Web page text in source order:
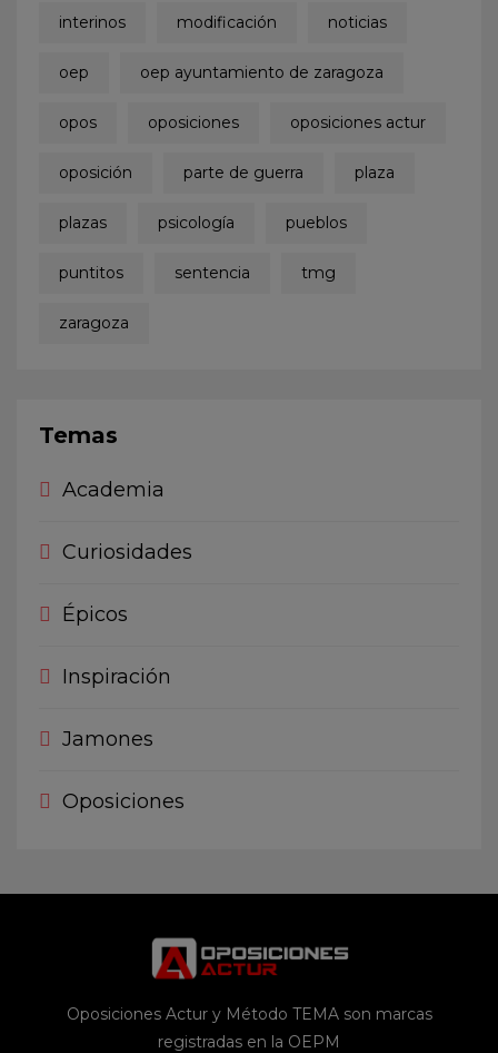
interinos modificación noticias
oep oep ayuntamiento de zaragoza
opos oposiciones oposiciones actur
oposición parte de guerra plaza
plazas psicología pueblos
puntitos sentencia tmg
zaragoza
Temas
Academia
Curiosidades
Épicos
Inspiración
Jamones
Oposiciones
Oposiciones Actur y Método TEMA son marcas
registradas en la OEPM